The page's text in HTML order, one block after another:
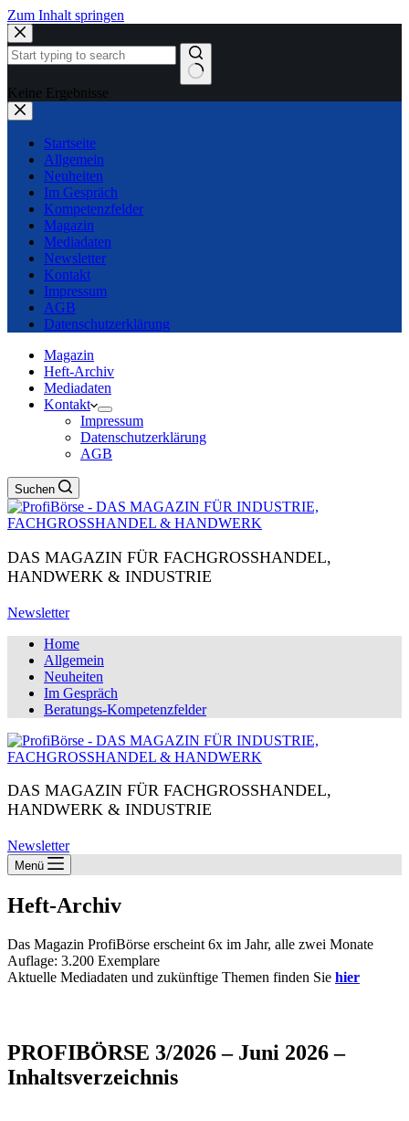
Zum Inhalt springen
Keine Ergebnisse
Startseite
Allgemein
Neuheiten
Im Gespräch
Kompetenzfelder
Magazin
Mediadaten
Newsletter
Kontakt
Impressum
AGB
Datenschutzerklärung
Magazin
Heft-Archiv
Mediadaten
Kontakt
Impressum
Datenschutzerklärung
AGB
Suchen
DAS MAGAZIN FÜR FACHGROSSHANDEL,
HANDWERK & INDUSTRIE
Newsletter
Home
Allgemein
Neuheiten
Im Gespräch
Beratungs-Kompetenzfelder
DAS MAGAZIN FÜR FACHGROSSHANDEL,
HANDWERK & INDUSTRIE
Newsletter
Menü
Heft-Archiv
Das Magazin ProfiBörse erscheint 6x im Jahr, alle zwei Monate
Auflage: 3.200 Exemplare
Aktuelle Mediadaten und zukünftige Themen finden Sie hier
PROFIBÖRSE 3/2026 – Juni 2026 –
Inhaltsverzeichnis